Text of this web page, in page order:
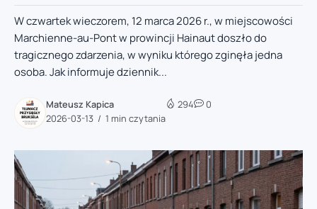
W czwartek wieczorem, 12 marca 2026 r., w miejscowości
Marchienne-au-Pont w prowincji Hainaut doszło do
tragicznego zdarzenia, w wyniku którego zginęła jedna
osoba. Jak informuje dziennik...
Mateusz Kapica
2026-03-13
1 min czytania
294 0